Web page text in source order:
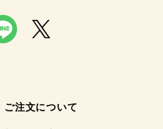
ご注文について